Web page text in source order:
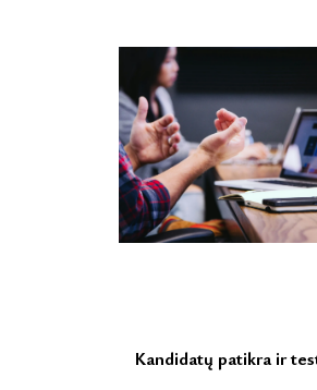
Kandidatų patikra ir